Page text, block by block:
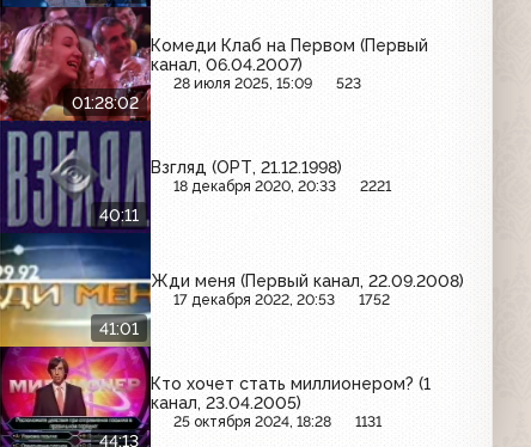
01:28:02
Комеди Клаб на Первом (Первый
канал, 06.04.2007)
28 июля 2025, 15:09 523
40:11
Взгляд (ОРТ, 21.12.1998)
18 декабря 2020, 20:33 2221
41:01
Жди меня (Первый канал, 22.09.2008)
17 декабря 2022, 20:53 1752
44:13
Кто хочет стать миллионером? (1
канал, 23.04.2005)
25 октября 2024, 18:28 1131